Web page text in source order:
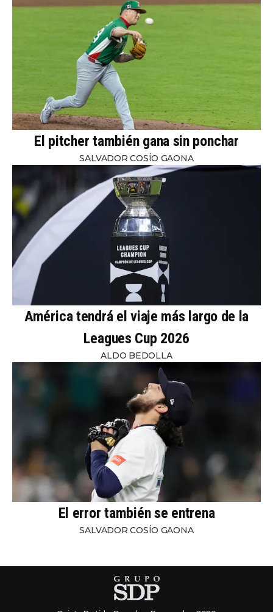
El pitcher también gana sin ponchar
SALVADOR COSÍO GAONA
América tendrá el viaje más largo de la
Leagues Cup 2026
ALDO BEDOLLA
El error también se entrena
SALVADOR COSÍO GAONA